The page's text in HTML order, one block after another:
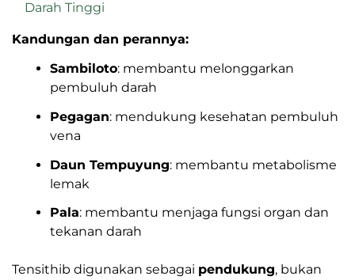
Darah Tinggi
Kandungan dan perannya:
Sambiloto: membantu melonggarkan
pembuluh darah
Pegagan: mendukung kesehatan pembuluh
vena
Daun Tempuyung: membantu metabolisme
lemak
Pala: membantu menjaga fungsi organ dan
tekanan darah
Tensithib digunakan sebagai pendukung, bukan